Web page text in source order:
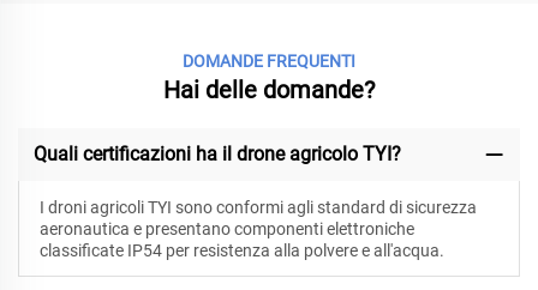
DOMANDE FREQUENTI
Hai delle domande?
Quali certificazioni ha il drone agricolo TYI?
I droni agricoli TYI sono conformi agli standard di sicurezza
aeronautica e presentano componenti elettroniche
classificate IP54 per resistenza alla polvere e all'acqua.